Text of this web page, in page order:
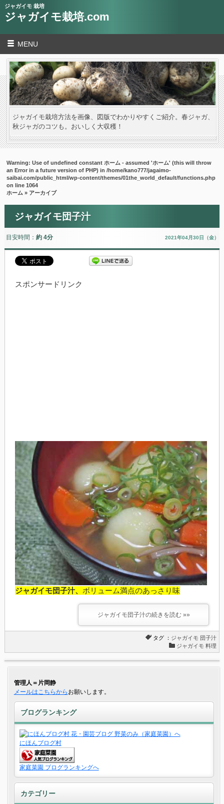
ジャガイモ 栽培
ジャガイモ栽培.com
MENU
ジャガイモ栽培方法を画像、図版でわかりやすくご紹介。春ジャガ、
秋ジャガのコツも。おいしく大収穫！
Warning: Use of undefined constant ホーム - assumed 'ホーム' (this will throw
an Error in a future version of PHP) in/home/kano777/jagaimo-
saibai.com/public_html/wp-content/themes/01the_world_default/functions.php
on line1064
ホーム » アーカイブ
ジャガイモ団子汁
目安時間： 約 4分 2021年04月30日（金）
スポンサードリンク
ジャガイモ団子汁、 ボリューム満点のあっさり味
ジャガイモ団子汁の続きを読む »»
タグ ： ジャガイモ 団子汁
ジャガイモ 料理
管理人＝片岡静
メールはこちらから お願いします。
ブログランキング
にほんブログ村
家庭菜園 ブログランキングへ
カテゴリー